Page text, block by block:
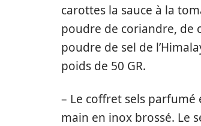
carottes la sauce à la
poudre de coriandre, de
poudre de sel de
poids de 50 GR.
– Le coffret sels parfumé
main en inox brossé. Le